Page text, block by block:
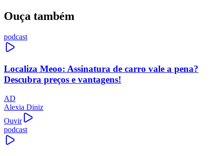
Ouça também
podcast
Localiza Meoo: Assinatura de carro vale a pena?
Descubra preços e vantagens!
AD
Alexia Diniz
Ouvir
podcast